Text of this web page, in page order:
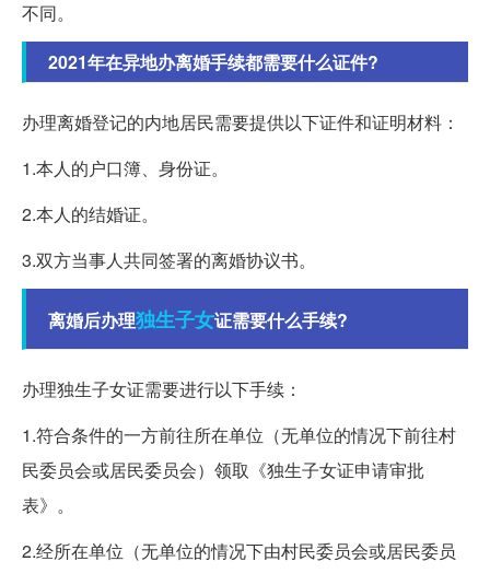
不同。
2021年在异地办离婚手续都需要什么证件?
办理离婚登记的内地居民需要提供以下证件和证明材料：
1.本人的户口簿、身份证。
2.本人的结婚证。
3.双方当事人共同签署的离婚协议书。
离婚后办理独生子女证需要什么手续?
办理独生子女证需要进行以下手续：
1.符合条件的一方前往所在单位（无单位的情况下前往村
民委员会或居民委员会）领取《独生子女证申请审批
表》。
2.经所在单位（无单位的情况下由村民委员会或居民委员